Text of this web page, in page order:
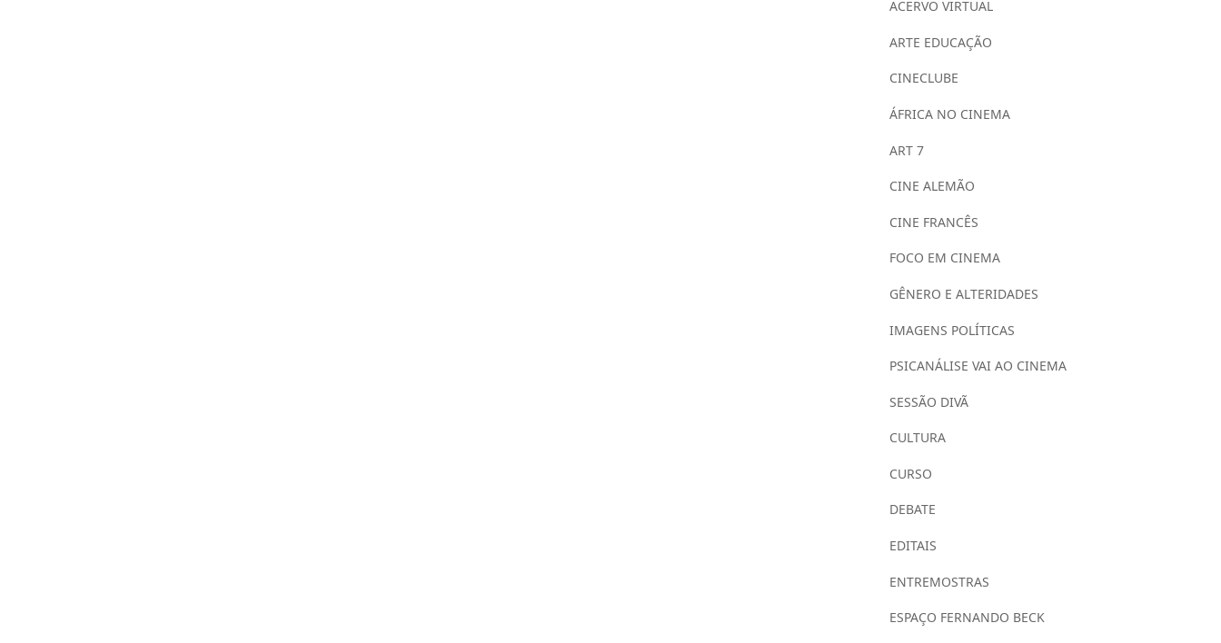
ACERVO VIRTUAL
ARTE EDUCAÇÃO
CINECLUBE
ÁFRICA NO CINEMA
ART 7
CINE ALEMÃO
CINE FRANCÊS
FOCO EM CINEMA
GÊNERO E ALTERIDADES
IMAGENS POLÍTICAS
PSICANÁLISE VAI AO CINEMA
SESSÃO DIVÃ
CULTURA
CURSO
DEBATE
EDITAIS
ENTREMOSTRAS
ESPAÇO FERNANDO BECK